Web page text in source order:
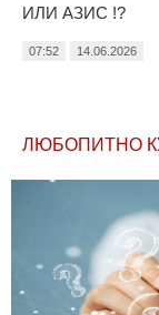
ИЛИ АЗИС !?
07:52 14.06.2026
ЛЮБОПИТНО